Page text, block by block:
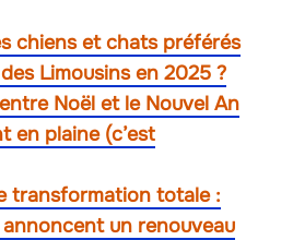
chiens et chats préférés
Limousins en 2025 ?
Noël et le Nouvel An
en plaine (c’est
transformation totale :
un renouveau